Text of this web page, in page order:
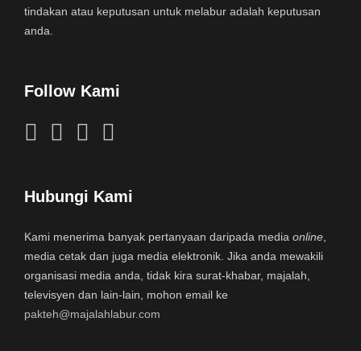
tindakan atau keputusan untuk melabur adalah keputusan
anda.
Follow Kami
Hubungi Kami
Kami menerima banyak pertanyaan daripada media online,
media cetak dan juga media elektronik. Jika anda mewakili
organisasi media anda, tidak kira surat-khabar, majalah,
televisyen dan lain-lain, mohon email ke
pakteh@majalahlabur.com